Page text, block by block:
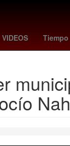
VIDEOS Tiempo
Marc Cucurella